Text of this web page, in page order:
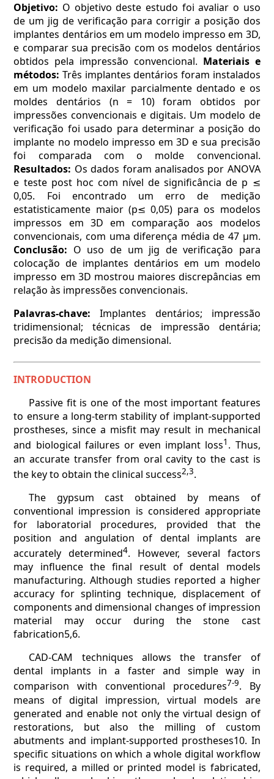
Objetivo: O objetivo deste estudo foi avaliar o uso
de um jig de verificação para corrigir a posição dos
implantes dentários em um modelo impresso em 3D,
e comparar sua precisão com os modelos dentários
obtidos pela impressão convencional. Materiais e
métodos: Três implantes dentários foram instalados
em um modelo maxilar parcialmente dentado e os
moldes dentários (n = 10) foram obtidos por
impressões convencionais e digitais. Um modelo de
verificação foi usado para determinar a posição do
implante no modelo impresso em 3D e sua precisão
foi comparada com o molde convencional.
Resultados: Os dados foram analisados por ANOVA
e teste post hoc com nível de significância de p ≤
0,05. Foi encontrado um erro de medição
estatisticamente maior (p≤ 0,05) para os modelos
impressos em 3D em comparação aos modelos
convencionais, com uma diferença média de 47 µm.
Conclusão: O uso de um jig de verificação para
colocação de implantes dentários em um modelo
impresso em 3D mostrou maiores discrepâncias em
relação às impressões convencionais.
Palavras-chave: Implantes dentários; impressão
tridimensional; técnicas de impressão dentária;
precisão da medição dimensional.
INTRODUCTION
Passive fit is one of the most important features
to ensure a long-term stability of implant-supported
prostheses, since a misfit may result in mechanical
and biological failures or even implant loss1 . Thus,
an accurate transfer from oral cavity to the cast is
the key to obtain the clinical success2,3.
The gypsum cast obtained by means of
conventional impression is considered appropriate
for laboratorial procedures, provided that the
position and angulation of dental implants are
accurately determined4. However, several factors
may influence the final result of dental models
manufacturing. Although studies reported a higher
accuracy for splinting technique, displacement of
components and dimensional changes of impression
material may occur during the stone cast
fabrication5,6.
CAD-CAM techniques allows the transfer of
dental implants in a faster and simple way in
comparison with conventional procedures7-9. By
means of digital impression, virtual models are
generated and enable not only the virtual design of
restorations, but also the milling of custom
abutments and implant-supported prostheses10. In
specific situations on which a whole digital workflow
is required, a milled or printed model is fabricated,